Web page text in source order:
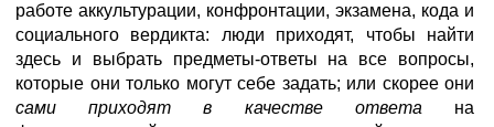
работе аккультурации, конфронтации, экзамена, кода и
социального вердикта: люди приходят, чтобы найти
здесь и выбрать предметы-ответы на все вопросы,
которые они только могут себе задать; или скорее они
сами приходят в качестве ответа на